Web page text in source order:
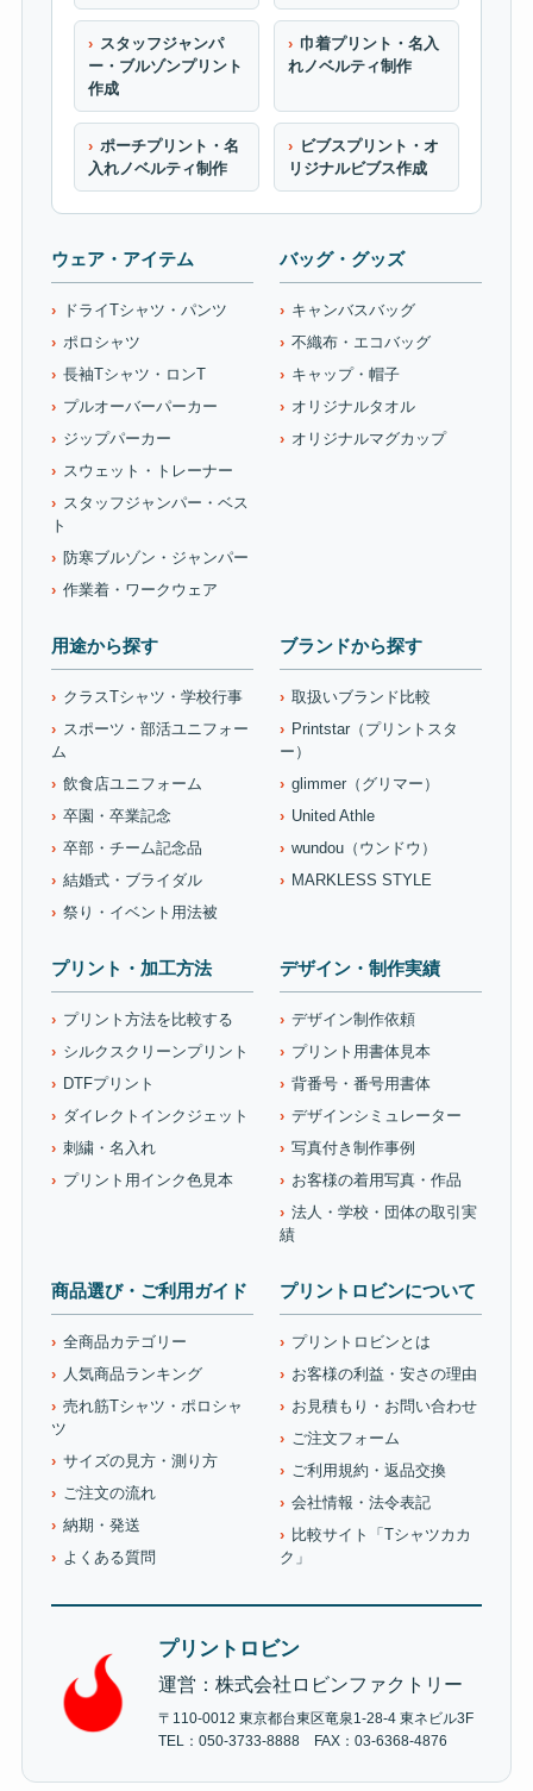
スタッフジャンパ
ー・ブルゾンプリント
作成
巾着プリント・名入
れノベルティ制作
ポーチプリント・名
入れノベルティ制作
ビブスプリント・オ
リジナルビブス作成
ウェア・アイテム
ドライTシャツ・パンツ
ポロシャツ
長袖Tシャツ・ロンT
プルオーバーパーカー
ジップパーカー
スウェット・トレーナー
スタッフジャンパー・ベス
ト
防寒ブルゾン・ジャンパー
作業着・ワークウェア
バッグ・グッズ
キャンバスバッグ
不織布・エコバッグ
キャップ・帽子
オリジナルタオル
オリジナルマグカップ
用途から探す
クラスTシャツ・学校行事
スポーツ・部活ユニフォー
ム
飲食店ユニフォーム
卒園・卒業記念
卒部・チーム記念品
結婚式・ブライダル
祭り・イベント用法被
ブランドから探す
取扱いブランド比較
Printstar（プリントスタ
ー）
glimmer（グリマー）
United Athle
wundou（ウンドウ）
MARKLESS STYLE
プリント・加工方法
プリント方法を比較する
シルクスクリーンプリント
DTFプリント
ダイレクトインクジェット
刺繍・名入れ
プリント用インク色見本
デザイン・制作実績
デザイン制作依頼
プリント用書体見本
背番号・番号用書体
デザインシミュレーター
写真付き制作事例
お客様の着用写真・作品
法人・学校・団体の取引実
績
商品選び・ご利用ガイド
全商品カテゴリー
人気商品ランキング
売れ筋Tシャツ・ポロシャ
ツ
サイズの見方・測り方
ご注文の流れ
納期・発送
よくある質問
プリントロビンについて
プリントロビンとは
お客様の利益・安さの理由
お見積もり・お問い合わせ
ご注文フォーム
ご利用規約・返品交換
会社情報・法令表記
比較サイト「Tシャツカカ
ク」
プリントロビン
運営：株式会社ロビンファクトリー
〒110-0012 東京都台東区竜泉1-28-4 東ネビル3F
TEL：050-3733-8888 FAX：03-6368-4876